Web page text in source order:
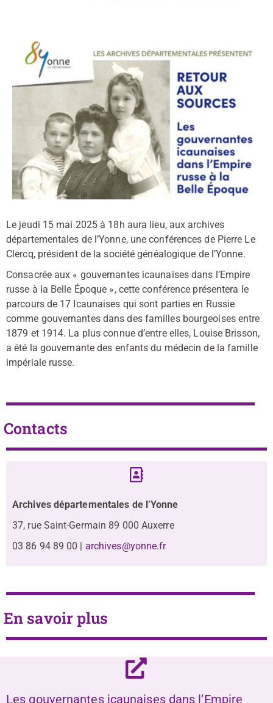
Le jeudi 15 mai 2025 à 18h aura lieu, aux archives
départementales de l’Yonne, une conférences de Pierre Le
Clercq, président de la société généalogique de l’Yonne.
Consacrée aux « gouvernantes icaunaises dans l’Empire
russe à la Belle Époque », cette conférence présentera le
parcours de 17 Icaunaises qui sont parties en Russie
comme gouvernantes dans des familles bourgeoises entre
1879 et 1914. La plus connue d’entre elles, Louise Brisson,
a été la gouvernante des enfants du médecin de la famille
impériale russe.
Contacts
Archives départementales de l’Yonne
37, rue Saint-Germain 89 000 Auxerre
03 86 94 89 00 | archives@yonne.fr
En savoir plus
Les gouvernantes icaunaises dans l’Empire